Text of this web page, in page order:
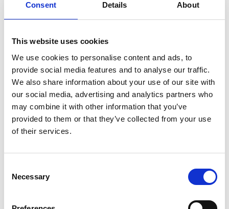
Consent Details About
This website uses cookies
We use cookies to personalise content and ads, to
provide social media features and to analyse our traffic.
We also share information about your use of our site with
our social media, advertising and analytics partners who
may combine it with other information that you’ve
provided to them or that they’ve collected from your use
of their services.
Selection
Necessary
SULLA VETTA DELLO XIZANG, DOVE IL VENTO